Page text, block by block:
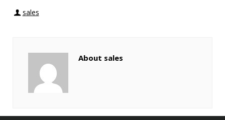
sales
About sales